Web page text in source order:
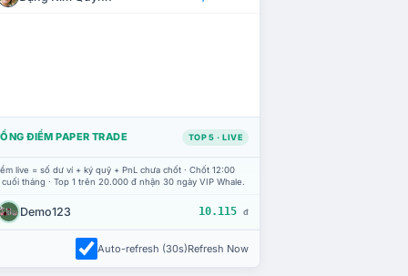
ĐIỂM PAPER TRADE TOP 5 · LIVE
live = số dư ví + ký quỹ + PnL chưa chốt · Chốt 12:00
tháng · Top 1 trên 20.000 đ nhận 30 ngày VIP Whale.
Demo123 10.115 đ
Auto-refresh (30s)Refresh Now